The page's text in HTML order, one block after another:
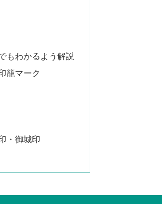
もわかるよう解説
籠マーク
・御城印